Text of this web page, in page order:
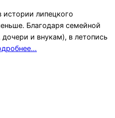
липецкого
Благодаря семейной
дочери и внукам), в летопись